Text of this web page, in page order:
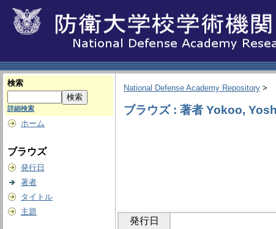
検索
詳細検索
ホーム
ブラウズ
発行日
著者
タイトル
主題
National Defense Academy Repository >
ブラウズ : 著者 Yokoo,
発行日